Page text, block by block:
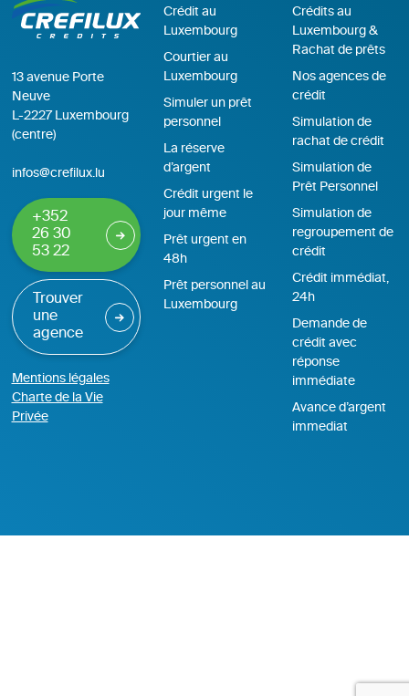
13 avenue Porte
Neuve
L-2227 Luxembourg
(centre)
infos@crefilux.lu
+352
26 30
53 22
Trouver
une
agence
Mentions légales
Charte de la Vie
Privée
Crédit au
Luxembourg
Courtier au
Luxembourg
Simuler un prêt
personnel
La réserve
d’argent
Crédit urgent le
jour même
Prêt urgent en
48h
Prêt personnel au
Luxembourg
Crédits au
Luxembourg &
Rachat de prêts
Nos agences de
crédit
Simulation de
rachat de crédit
Simulation de
Prêt Personnel
Simulation de
regroupement de
crédit
Crédit immédiat,
24h
Demande de
crédit avec
réponse
immédiate
Avance d’argent
immediat